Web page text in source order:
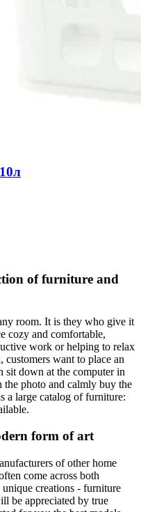
of furniture and
room. It is they who give it
cozy and comfortable,
work or helping to relax
customers want to place an
sit down at the computer in
the photo and calmly buy the
a large catalog of furniture:
form of art
of other home
come across both
unique creations - furniture
be appreciated by true